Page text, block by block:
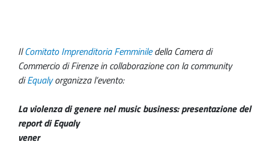
IlComitato Imprenditoria Femminiledella Camera di
Commercio di Firenze in collaborazione con la community
diEqualy organizza l’evento:
La violenza di genere nel music business: presentazione del
report di Equaly
vener